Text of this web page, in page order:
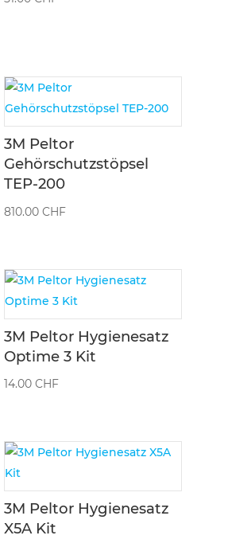
3M Peltor
Gehörschutzstöpsel
TEP-200
810.00 CHF
3M Peltor Hygienesatz
Optime 3 Kit
14.00 CHF
3M Peltor Hygienesatz
X5A Kit